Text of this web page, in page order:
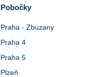
Pobočky
Praha - Zbuzany
Praha 4
Praha 5
Plzeň